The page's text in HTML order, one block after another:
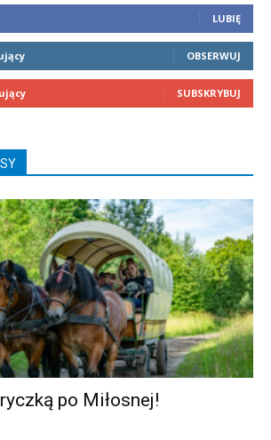
LUBIĘ
OBSERWUJ
SUBSKRYBUJ
po Miłosnej!